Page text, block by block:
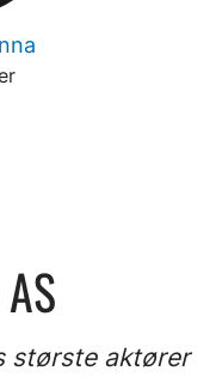
største aktører